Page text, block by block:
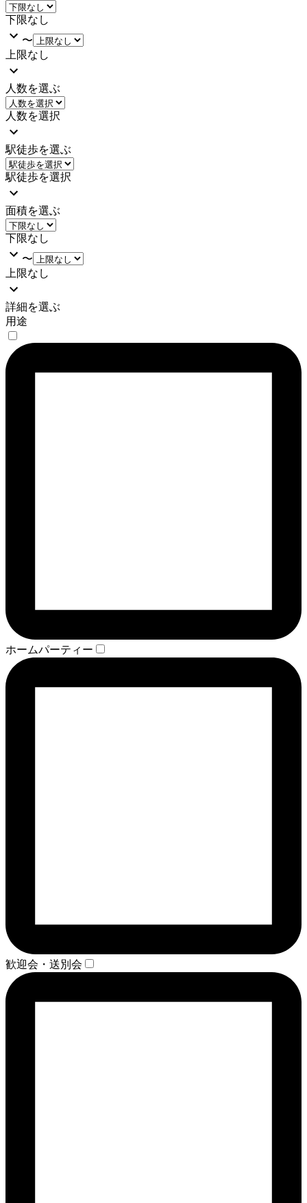
下限なし
〜
上限なし
人数を選ぶ
人数を選択
駅徒歩を選ぶ
駅徒歩を選択
面積を選ぶ
下限なし
〜
上限なし
詳細を選ぶ
用途
ホームパーティー
歓迎会・送別会